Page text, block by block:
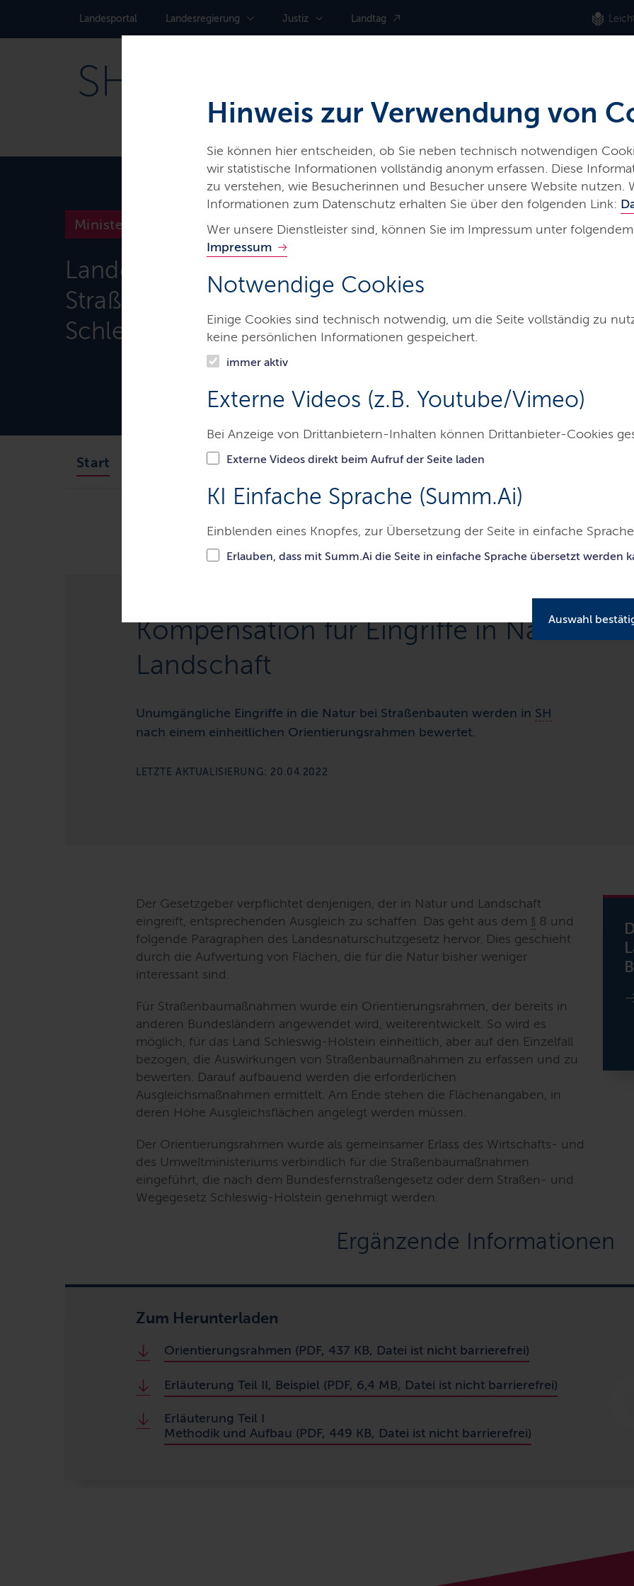
Hinweis zur Verwendung von
Sie können hier entscheiden, ob Sie neben technisch notwendigen
wir statistische Informationen vollständig anonym erfassen. Diese
zu verstehen, wie Besucherinnen und Besucher unsere Website nutzen.
Informationen zum Datenschutz erhalten Sie über den folgenden Link:
Wer unsere Dienstleister sind, können Sie im Impressum unter
Impressum
Notwendige Cookies
Einige Cookies sind technisch notwendig, um die Seite vollständig zu
keine persönlichen Informationen gespeichert.
immer aktiv
Externe Videos (z.B. Youtube/Vimeo)
Bei Anzeige von Drittanbietern-Inhalten können Drittanbieter-Cookies
Externe Videos direkt beim Aufruf der Seite laden
KI Einfache Sprache (Summ.Ai)
Einblenden eines Knopfes, zur Übersetzung der Seite in einfache
Erlauben, dass mit Summ.Ai die Seite in einfache Sprache übersetzt werden
Auswahl
Landes­portal Landes­regierung Justiz Landtag
Landesbetrieb
Straßenbau und Verkehr
Schleswig-Holstein
Ministerien & Behörden
Start Der LBV.SH Aufgaben Service Presse Jobs & Karriere
Landesbetrieb Straßenbau und Verkehr Schleswig-Holstein
Kompensation für Eingriffe in Natur und
Landschaft
Unumgängliche Eingriffe in die Natur bei Straßenbauten werden in SH
nach einem einheitlichen Orientierungsrahmen bewertet.
LETZTE AKTUALISIERUNG: 20.04.2022
Der Gesetzgeber verpflichtet denjenigen, der in Natur und Landschaft
eingreift, entsprechenden Ausgleich zu schaffen. Das geht aus dem § 8 und
folgende Paragraphen des Landesnaturschutzgesetz hervor. Dies geschieht
durch die Aufwertung von Flächen, die für die Natur bisher weniger
interessant sind.
Für Straßenbaumaßnahmen wurde ein Orientierungsrahmen, der bereits in
anderen Bundesländern angewendet wird, weiterentwickelt. So wird es
möglich, für das Land Schleswig-Holstein einheitlich, aber auf den Einzelfall
bezogen, die Auswirkungen von Straßenbaumaßnahmen zu erfassen und zu
bewerten. Darauf aufbauend werden die erforderlichen
Ausgleichsmaßnahmen ermittelt. Am Ende stehen die Flächenangaben, in
deren Höhe Ausgleichsflächen angelegt werden müssen.
Der Orientierungsrahmen wurde als gemeinsamer Erlass des Wirtschafts- und
des Umweltministeriums verbindlich für die Straßenbaumaßnahmen
eingeführt, die nach dem Bundesfernstraßengesetz oder dem Straßen- und
Wegegesetz Schleswig-Holstein genehmigt werden.
Ergänzende Informationen
Zum Herunterladen
Orientierungsrahmen (PDF, 437 KB, Datei ist nicht barrierefrei)
Erläuterung Teil II, Beispiel (PDF, 6,4 MB, Datei ist nicht barrierefrei)
Erläuterung Teil I
Methodik und Aufbau (PDF, 449 KB, Datei ist nicht barrierefrei)